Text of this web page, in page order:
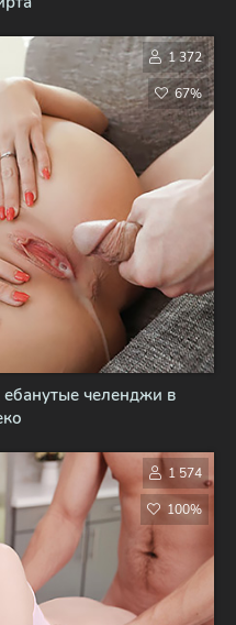
челенджи в
1 372
67%
1 574
100%